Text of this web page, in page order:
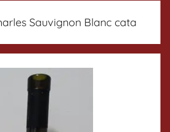
Sauvignon Blanc cata